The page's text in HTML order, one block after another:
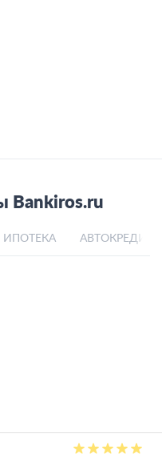
Bankiros.ru
ИПОТЕКА